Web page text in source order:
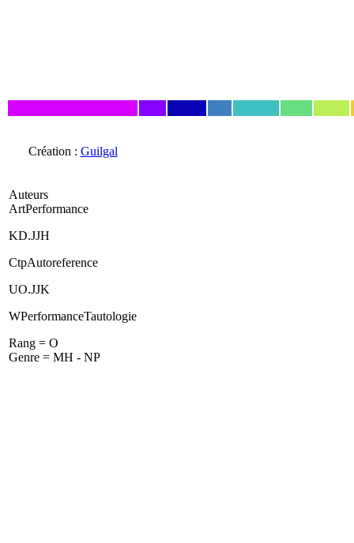
Création : Guilgal
Auteurs
ArtPerformance
KD.JJH
CtpAutoreference
UO.JJK
WPerformanceTautologie
Rang = O
Genre = MH - NP